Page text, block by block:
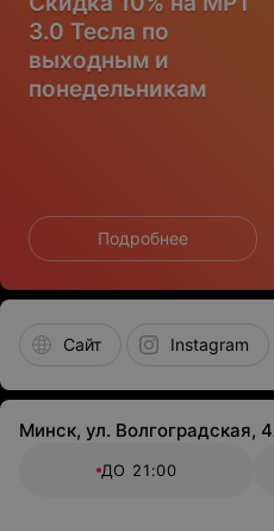
3.0 Тесла по
выходным и
понедельникам
Подробнее
Сайт Instagram
Минск, ул. Волгоградская,
ДО 21:00